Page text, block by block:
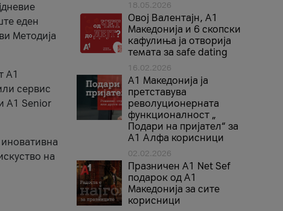
еден
Методија
А1
сервис
A1 Senior
на
18.05.2026
Овој Валентајн, A1
Македонија и 6 скопски
кафулиња ја отворија
темата за safe dating
16.02.2026
А1 Македонија ја
претставува
револуционерната
функционалност „
Подари на пријател“ за
А1 Алфа корисници
02.02.2026
Празничен A1 Net Sеf
подарок од А1
Македонија за сите
корисници